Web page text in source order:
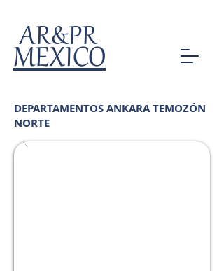
MEXICO
AR&PR
DEPARTAMENTOS ANKARA TEMOZÓN
NORTE